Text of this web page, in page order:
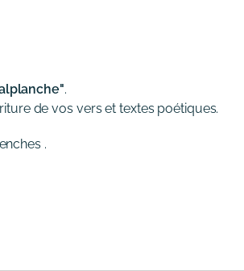
.
de vos vers et textes poétiques.
enches .